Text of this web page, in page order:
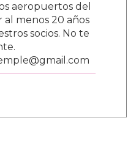
aeropuertos del
menos 20 años
socios. No te